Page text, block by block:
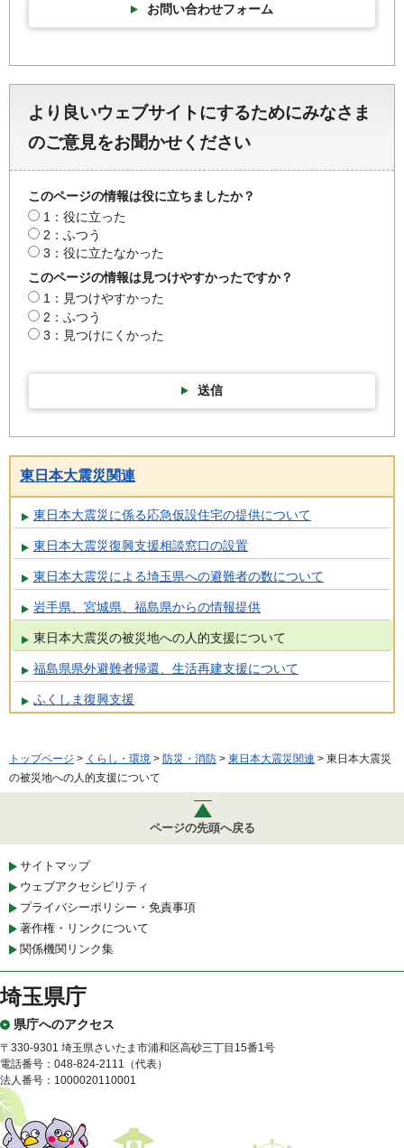
お問い合わせフォーム
より良いウェブサイトにするためにみなさま
のご意見をお聞かせください
このページの情報は役に立ちましたか？
1：役に立った
2：ふつう
3：役に立たなかった
このページの情報は見つけやすかったですか？
1：見つけやすかった
2：ふつう
3：見つけにくかった
送信
東日本大震災関連
東日本大震災に係る応急仮設住宅の提供について
東日本大震災復興支援相談窓口の設置
東日本大震災による埼玉県への避難者の数について
岩手県、宮城県、福島県からの情報提供
東日本大震災の被災地への人的支援について
福島県県外避難者帰還、生活再建支援について
ふくしま復興支援
トップページ > くらし・環境 > 防災・消防 > 東日本大震災関連 > 東日本大震災
の被災地への人的支援について
ページの先頭へ戻る
サイトマップ
ウェブアクセシビリティ
プライバシーポリシー・免責事項
著作権・リンクについて
関係機関リンク集
埼玉県庁
県庁へのアクセス
〒330-9301 埼玉県さいたま市浦和区高砂三丁目15番1号
電話番号：048-824-2111（代表）
法人番号：1000020110001